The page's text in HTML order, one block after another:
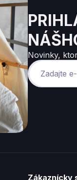
Novinky,
Zákaznícky